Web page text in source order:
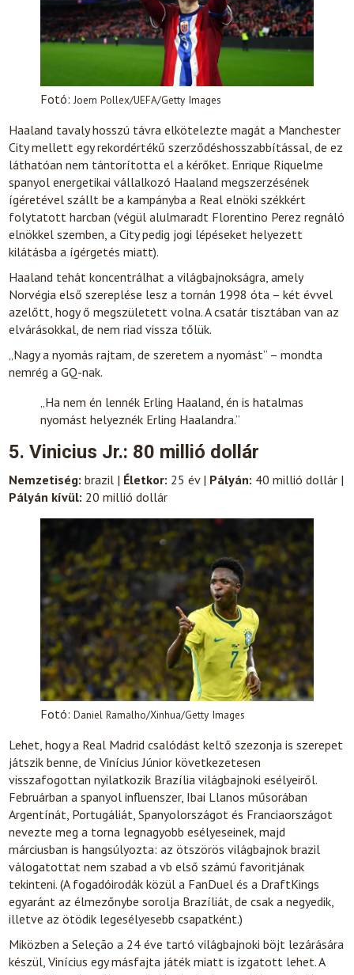
Fotó:Joern Pollex/UEFA/Getty Images
Haaland tavaly hosszú távra elkötelezte magát a Manchester
City mellett egy rekordértékű szerződéshosszabbítással, de ez
láthatóan nem tántorította el a kérőket. Enrique Riquelme
spanyol energetikai vállalkozó Haaland megszerzésének
ígéretével szállt be a kampányba a Real elnöki székkért
folytatott harcban (végül alulmaradt Florentino Perez regnáló
elnökkel szemben, a City pedig jogi lépéseket helyezett
kilátásba a ígérgetés miatt).
Haaland tehát koncentrálhat a világbajnokságra, amely
Norvégia első szereplése lesz a tornán 1998 óta – két évvel
azelőtt, hogy ő megszületett volna. A csatár tisztában van az
elvárásokkal, de nem riad vissza tőlük.
„Nagy a nyomás rajtam, de szeretem a nyomást” – mondta
nemrég a GQ-nak.
„Ha nem én lennék Erling Haaland, én is hatalmas
nyomást helyeznék Erling Haalandra.”
5. Vinicius Jr.: 80 millió dollár
Nemzetiség: brazil | Életkor: 25 év | Pályán: 40 millió dollár |
Pályán kívül: 20 millió dollár
Fotó:Daniel Ramalho/Xinhua/Getty Images
Lehet, hogy a Real Madrid csalódást keltő szezonja is szerepet
játszik benne, de Vinícius Júnior következetesen
visszafogottan nyilatkozik Brazília világbajnoki esélyeiről.
Februárban a spanyol influenszer, Ibai Llanos műsorában
Argentínát, Portugáliát, Spanyolországot és Franciaországot
nevezte meg a torna legnagyobb esélyeseinek, majd
márciusban is hangsúlyozta: az ötszörös világbajnok brazil
válogatottat nem szabad a vb első számú favoritjának
tekinteni. (A fogadóirodák közül a FanDuel és a DraftKings
egyaránt az élmezőnybe sorolja Brazíliát, de csak a negyedik,
illetve az ötödik legesélyesebb csapatként.)
Miközben a Seleção a 24 éve tartó világbajnoki böjt lezárására
készül, Vinícius egy másfajta játék miatt is izgatott lehet. A